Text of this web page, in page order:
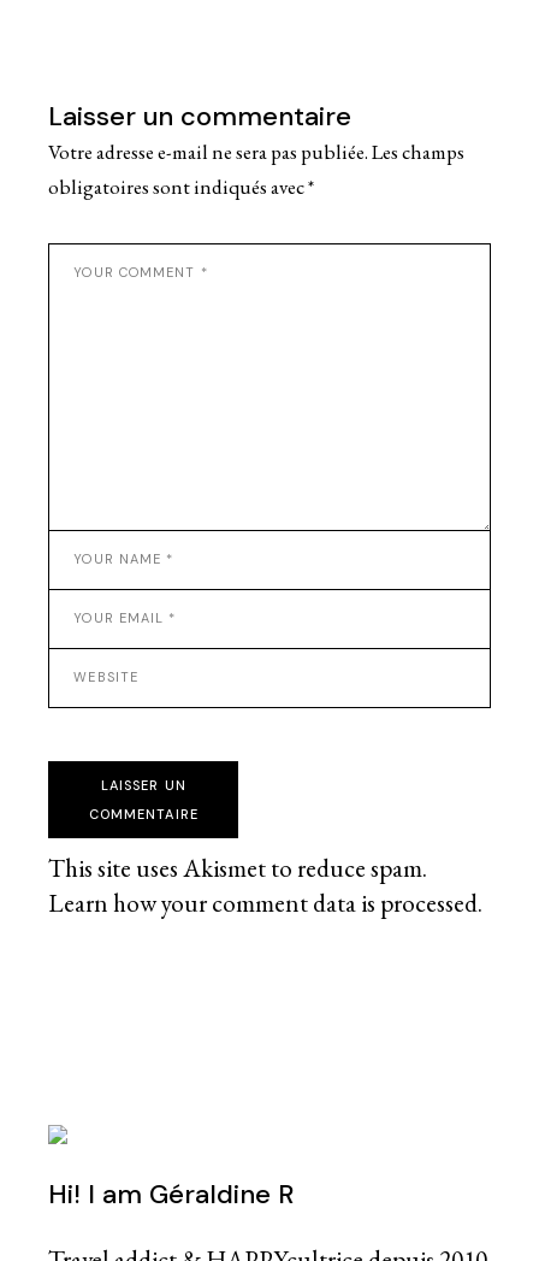
Laisser un commentaire
Votre adresse e-mail ne sera pas publiée.Les champs
obligatoires sont indiqués avec*
LAISSER UN
COMMENTAIRE
This site uses Akismet to reduce spam.
Learn how your comment data is processed.
Hi! I am Géraldine R